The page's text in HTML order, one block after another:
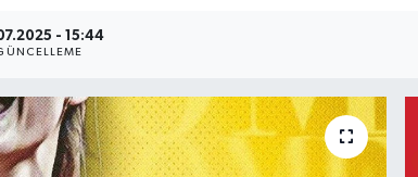
- 15:44